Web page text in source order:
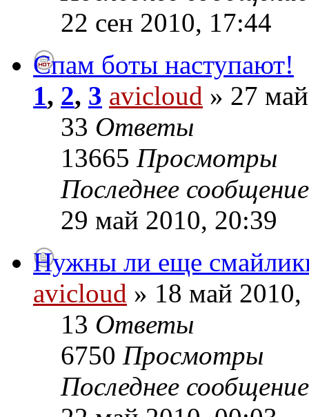
22 сен 2010, 17:44
Спам боты наступают!
1, 2, 3 avicloud » 27
33 Ответы
13665 Просмотры
Последнее
29 май 2010, 20:39
Нужны ли еще
avicloud » 18 май 2010,
13 Ответы
6750 Просмотры
Последнее